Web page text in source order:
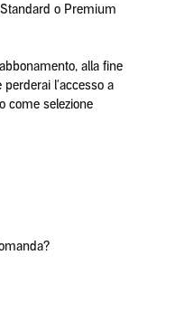
o Premium
alla fine
perderai l'accesso a
come selezione